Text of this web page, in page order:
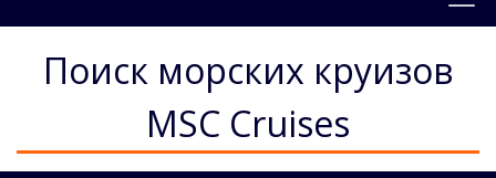
Поиск морских круизов
MSC Cruises